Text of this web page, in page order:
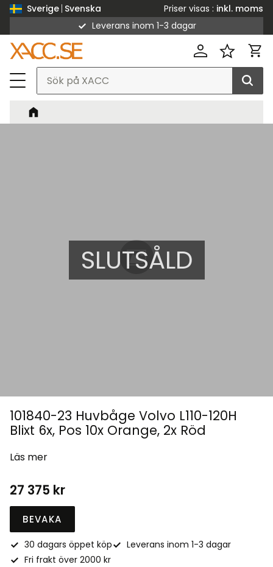
Sverige Svenska Priser visas
inkl. moms
Leverans inom 1-3 dagar
SLUTSÅLD
101840-23 Huvbåge Volvo L110-120H
Blixt 6x, Pos 10x Orange, 2x Röd
Läs mer
27 375 kr
BEVAKA
30 dagars öppet köp
Leverans inom 1-3 dagar
Fri frakt över 2000 kr